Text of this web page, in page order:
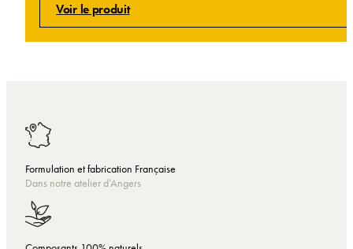
Voir le produit
Formulation et fabrication Française
Dans notre atelier d’Angers